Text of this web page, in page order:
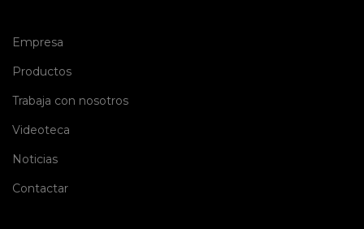
Empresa
Productos(current)
Trabaja con nosotros(current)
Videoteca
Noticias(current)
Contactar(current)